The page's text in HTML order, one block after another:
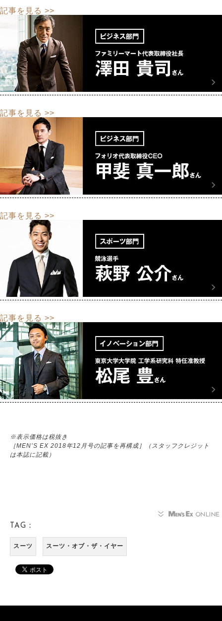
記事を見る >>
記事を見る >>
記事を見る >>
記事を見る >>
※表示価格は税抜き
［MEN’S EX 2018年12月号の記事を再構成］（スタッフクレジット
は本誌に記載）
TAG：
スーツ スーツ・オブ・ザ・イヤー